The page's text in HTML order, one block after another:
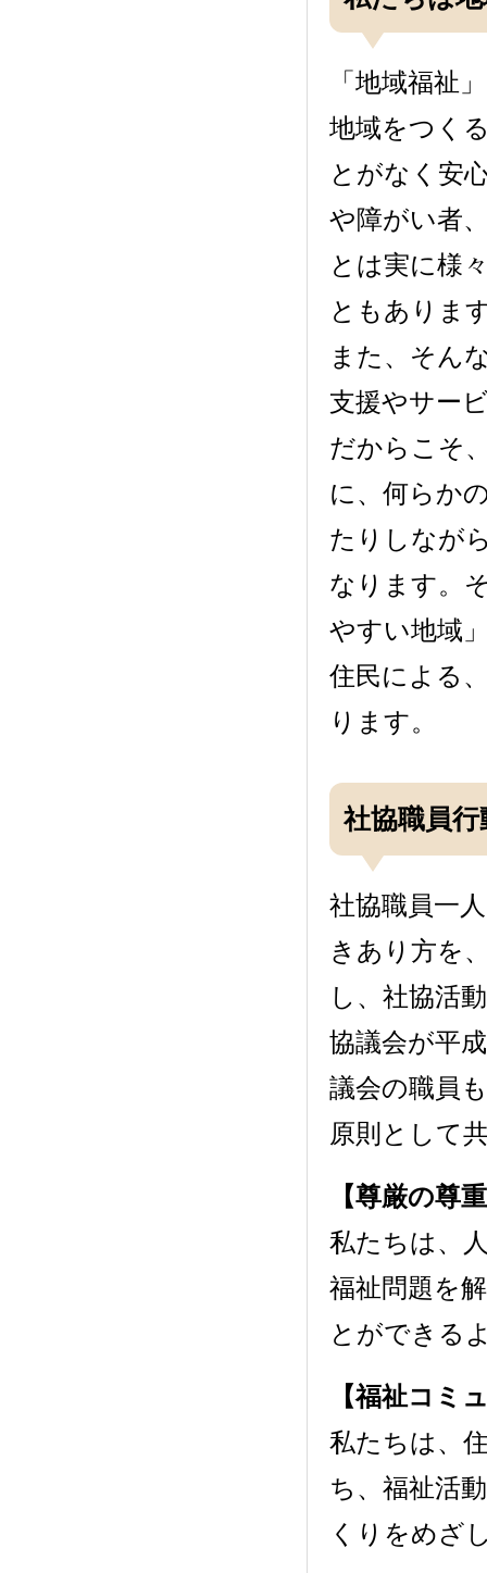
「地域福祉
地域をつく
とがなく安
や障がい者
とは実に様
ともありま
また、そん
支援やサー
だからこそ
に、何らか
たりしなが
なります。
やすい地域
住民による
ります。
社協職員
社協職員一
きあり方を
し、社協活
協議会が平
議会の職員
原則として
【尊厳の尊
私たちは、
福祉問題を
とができる
【福祉コミ
私たちは、
ち、福祉活
くりをめざ